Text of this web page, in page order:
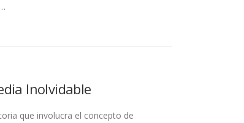
Inolvidable
que involucra el concepto de